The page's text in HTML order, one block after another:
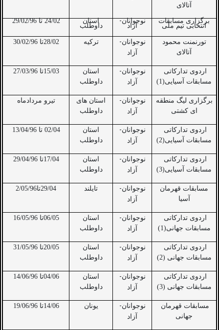
آتالای
برگزاری مسابقات
انتخابی تیم ملی
نوجوانان- آزاد
استان
داوطلب
24/02 تا 29/02/96
تورنمنت محمود
آتالای
نوجوانان-
آزاد
ترکیه 28/02تا 30/02/96
اردوی تدارکاتی
مسابقات آسیایی(1)
نوجوانان-
آزاد
استان
داوطلب
15/03تا 27/03/96
برگزاری لیگ منطقه
ای کشتی
نوجوانان-
آزاد
استان های
داوطلب
تیرو مردادماه
اردوی تدارکاتی
مسابقات آسیایی(2)
نوجوانان-
آزاد
استان
داوطلب
02/04 تا 13/04/96
اردوی تدارکاتی
مسابقات آسیایی(3)
نوجوانان-
آزاد
استان
داوطلب
17/04تا 29/04/96
مسابقات قهرمان
آسیا
نوجوانان-
آزاد
تایلند 29/04تا2/05/96
اردوی تدارکاتی
مسابقات جهانی(1)
نوجوانان-
آزاد
استان
داوطلب
06/05تا 16/05/96
اردوی تدارکاتی
مسابقات جهانی (2)
نوجوانان-
آزاد
استان
داوطلب
20/05تا 31/05/96
اردوی تدارکاتی
مسابقات جهانی (3)
نوجوانان-
آزاد
استان
داوطلب
04/06تا 14/06/96
مسابقات قهرمان
جهانی
نوجوانان-
آزاد
یونان 14/06تا 19/06/96